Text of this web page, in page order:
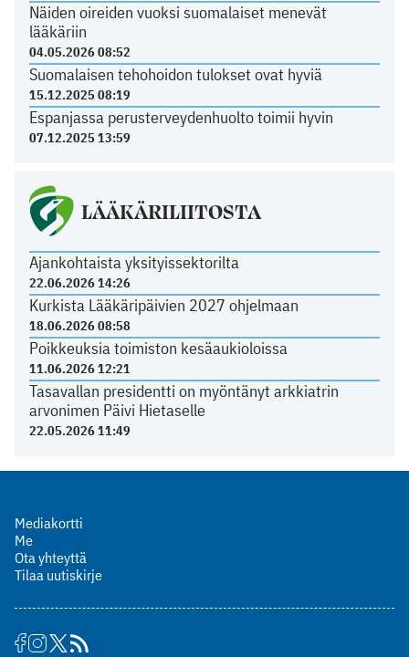
Näiden oireiden vuoksi suomalaiset menevät
lääkäriin
04.05.2026 08:52
Suomalaisen tehohoidon tulokset ovat hyviä
15.12.2025 08:19
Espanjassa perusterveydenhuolto toimii hyvin
07.12.2025 13:59
LÄÄKÄRILIITOSTA
Ajankohtaista yksityissektorilta
22.06.2026 14:26
Kurkista Lääkäripäivien 2027 ohjelmaan
18.06.2026 08:58
Poikkeuksia toimiston kesäaukioloissa
11.06.2026 12:21
Tasavallan presidentti on myöntänyt arkkiatrin
arvonimen Päivi Hietaselle
22.05.2026 11:49
Mediakortti
Me
Ota yhteyttä
Tilaa uutiskirje